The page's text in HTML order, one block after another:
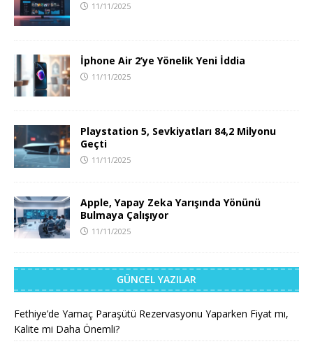
11/11/2025
İphone Air 2’ye Yönelik Yeni İddia
11/11/2025
Playstation 5, Sevkiyatları 84,2 Milyonu
Geçti
11/11/2025
Apple, Yapay Zeka Yarışında Yönünü
Bulmaya Çalışıyor
11/11/2025
GÜNCEL YAZILAR
Fethiye’de Yamaç Paraşütü Rezervasyonu Yaparken Fiyat mı,
Kalite mi Daha Önemli?